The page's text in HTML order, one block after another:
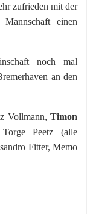
zufrieden mit der
einen
noch mal
an den
Vollmann, Timon
Peetz (alle
Fitter, Memo